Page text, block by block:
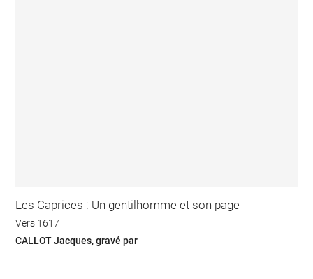
Les Caprices : Un gentilhomme et son page
Vers 1617
CALLOT Jacques, gravé par